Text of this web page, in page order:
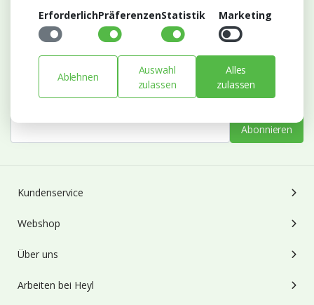
Abonnieren Sie unseren Newsletter
Bleiben Sie auf dem Laufenden mit Neuigkeiten und
Entwicklungen von Blumengroßhandel Heyl
Abonnieren
Kundenservice
Webshop
Über uns
Arbeiten bei Heyl
ErforderlichPräferenzenStatistik Marketing
Ablehnen
Auswahl
zulassen
Alles
zulassen